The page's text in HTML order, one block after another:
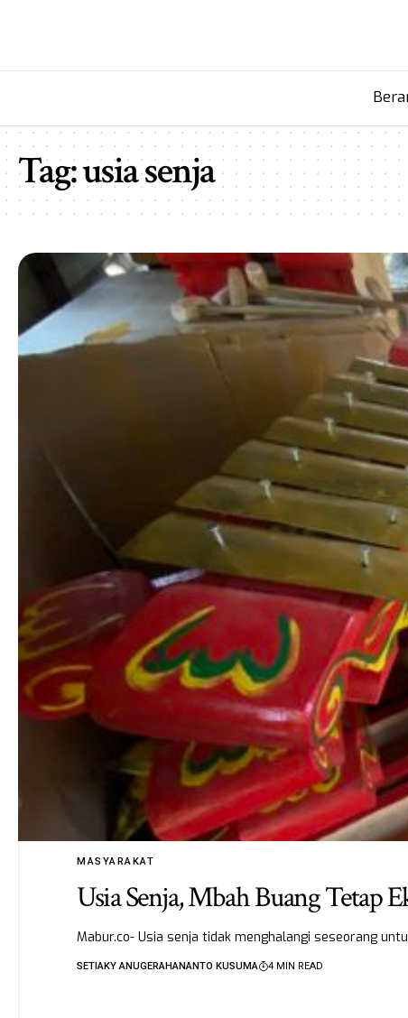
Tag:usia senja
MASYARAKAT
Usia Senja, Mbah Buang Tetap
Mabur.co- Usia senja tidak menghalangi seseorang
SETIAKY ANUGERAHANANTO KUSUMA 4 MIN READ